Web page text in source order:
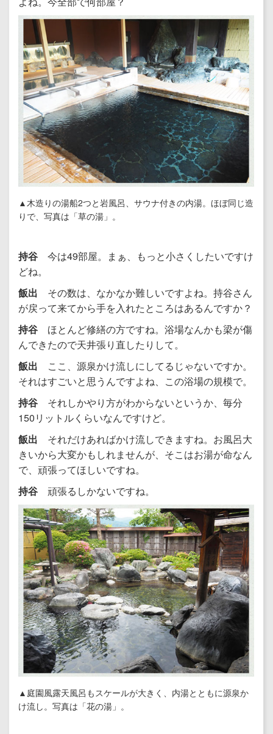
▲木造りの湯船2つと岩風呂、サウナ付きの内湯。ほぼ同じ造
りで、写真は「草の湯」。
持谷 今は49部屋。まぁ、もっと小さくしたいですけ
どね。
飯出 その数は、なかなか難しいですよね。持谷さん
が戻って来てから手を入れたところはあるんですか？
持谷 ほとんど修繕の方ですね。浴場なんかも梁が傷
んできたので天井張り直したりして。
飯出 ここ、源泉かけ流しにしてるじゃないですか。
それはすごいと思うんですよね、この浴場の規模で。
持谷 それしかやり方がわからないというか、毎分
150リットルくらいなんですけど。
飯出 それだけあればかけ流しできますね。お風呂大
きいから大変かもしれませんが、そこはお湯が命なん
で、頑張ってほしいですね。
持谷 頑張るしかないですね。
▲庭園風露天風呂もスケールが大きく、内湯とともに源泉か
け流し。写真は「花の湯」。